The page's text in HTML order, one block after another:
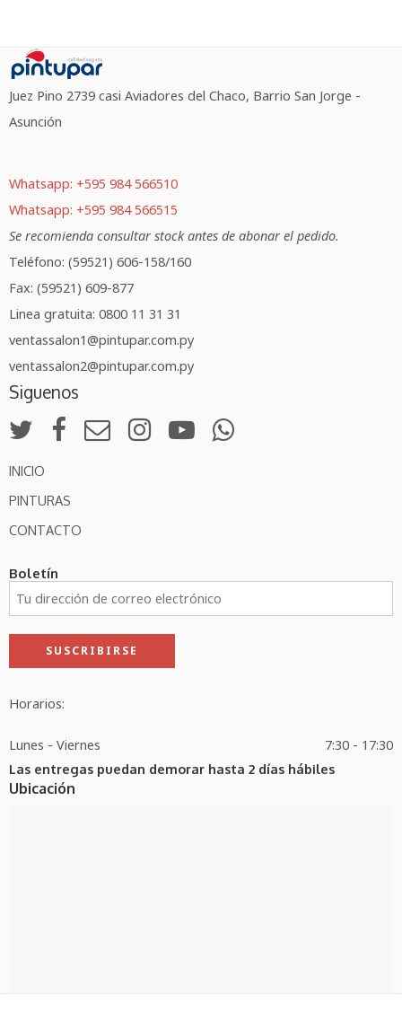
Juez Pino 2739 casi Aviadores del Chaco, Barrio San Jorge -
Asunción
Whatsapp: +595 984 566510
Whatsapp: +595 984 566515
Se recomienda consultar stock antes de abonar el pedido.
Teléfono: (59521) 606-158/160
Fax: (59521) 609-877
Linea gratuita: 0800 11 31 31
ventassalon1@pintupar.com.py
ventassalon2@pintupar.com.py
Siguenos
INICIO
PINTURAS
CONTACTO
Boletín
Horarios:
Lunes - Viernes 7:30 - 17:30
Las entregas puedan demorar hasta 2 días hábiles
Ubicación